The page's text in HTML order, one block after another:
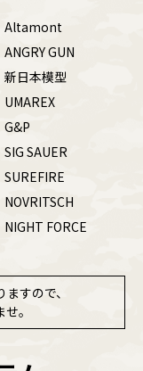
Altamont
ANGRY GUN
新日本模型
UMAREX
G&P
SIG SAUER
SUREFIRE
NOVRITSCH
NIGHT FORCE
すので、
。